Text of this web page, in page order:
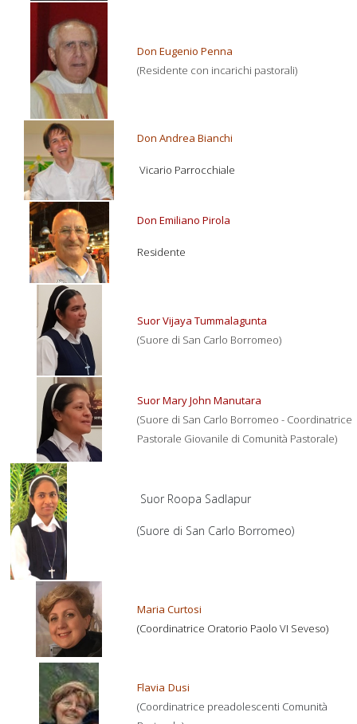
Don Eugenio Penna
(Residente con incarichi pastorali)
Don Andrea Bianchi
Vicario Parrocchiale
Don Emiliano Pirola
Residente
Suor Vijaya Tummalagunta
(Suore di San Carlo Borromeo)
Suor Mary John Manutara
(Suore di San Carlo Borromeo - Coordinatrice
Pastorale Giovanile di Comunità Pastorale)
Suor Roopa Sadlapur
(Suore di San Carlo Borromeo)
Maria Curtosi
(Coordinatrice Oratorio Paolo VI Seveso)
Flavia Dusi
(Coordinatrice preadolescenti Comunità